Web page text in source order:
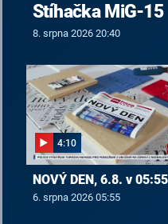
Stíhačka MiG-15
8. srpna 2026 20:40
4:10
NOVÝ DEN, 6.8. v 05:55
6. srpna 2026 05:55